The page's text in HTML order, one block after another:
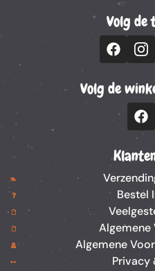
Volg de
Volg de
Bestel
Algemene
Algemene
Privacy